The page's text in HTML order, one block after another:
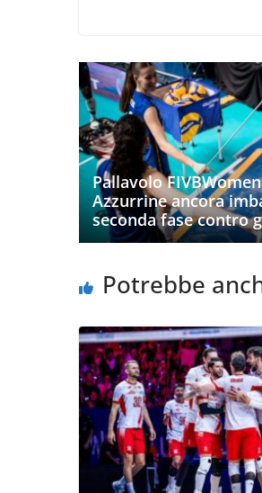
Pallavolo
Azzurrine ancora
seconda fase contro
Potrebbe